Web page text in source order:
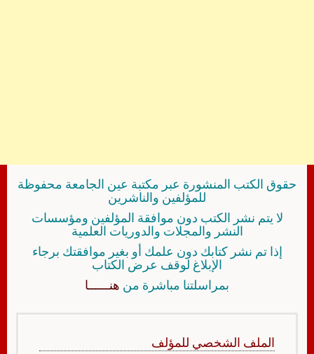
حقوق الكتب المنشورة عبر مكتبة عين الجامعة محفوظة
للمؤلفين والناشرين
لا يتم نشر الكتب دون موافقة المؤلفين ومؤسسات
النشر والمجلات والدوريات العلمية
إذا تم نشر كتابك دون علمك أو بغير موافقتك برجاء
الإبلاغ لوقف عرض الكتاب
بمراسلتنا مباشرة من هنــــــا
الملف الشخصي للمؤلف